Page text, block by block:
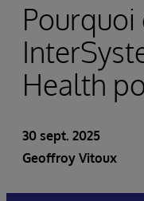
Health
30 sept. 2025
Geoffroy Vitoux